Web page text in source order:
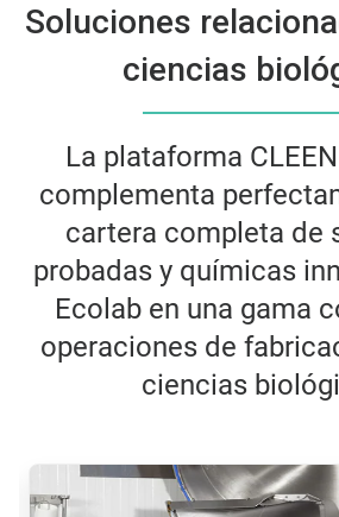
Soluciones
ciencias
La plataforma
complementa
cartera completa de
probadas y químicas
Ecolab en una gama
operaciones de
ciencias
Esto
un